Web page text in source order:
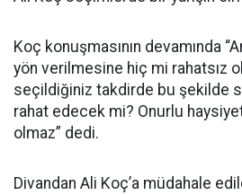
Koç konuşmasının devamında
yön verilmesine hiç mi rahatsız
seçildiğiniz takdirde bu şekilde
rahat edecek mi? Onurlu
olmaz” dedi.
Divandan Ali Koç’a müdahale